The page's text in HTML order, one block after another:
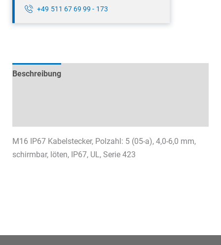
+49 511 67 69 99 - 173
Beschreibung
M16 IP67 Kabelstecker, Polzahl: 5 (05-a), 4,0-6,0 mm,
schirmbar, löten, IP67, UL, Serie 423